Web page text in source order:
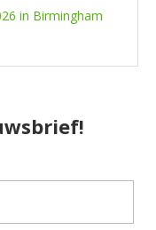
in Birmingham